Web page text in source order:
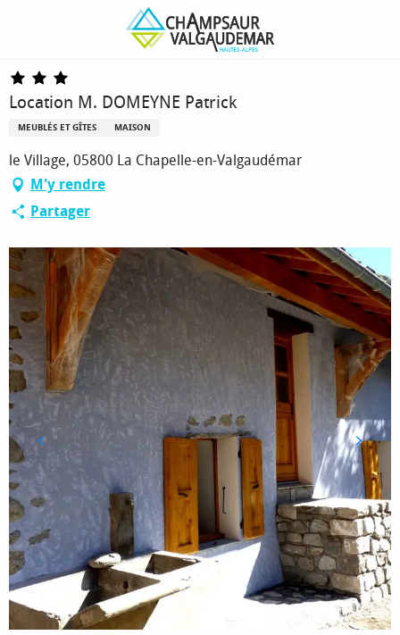
principal
Location M. DOMEYNE Patrick
Location M. DOMEYNE Patrick
MEUBLÉS ET GÎTES MAISON
le Village, 05800 La Chapelle-en-Valgaudémar
M'y rendre
Partager